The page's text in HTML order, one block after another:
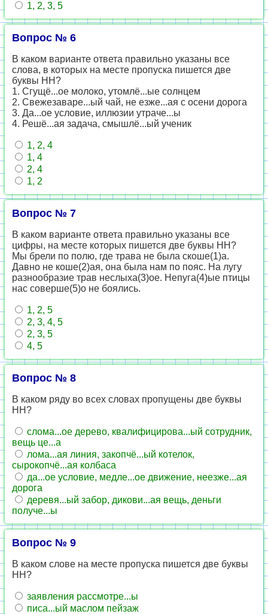
1, 2, 3, 5
Вопрос № 6
В каком варианте ответа правильно указаны все
слова, в которых на месте пропуска пишется две
буквы НН?
1. Сгущё...ое молоко, утомлё...ые солнцем
2. Свежезаваре...ый чай, не езже...ая с осени дорога
3. Да...ое условие, иллюзии утраче...ы
4. Решё...ая задача, смышлё...ый ученик
1, 2, 4
1, 4
2, 4
1, 2
Вопрос № 7
В каком варианте ответа правильно указаны все
цифры, на месте которых пишется две буквы НН?
Мы брели по полю, где трава не была скоше(1)а.
Давно не коше(2)ая, она была нам по пояс. На лугу
разнообразие трав неслыха(3)ое. Непуга(4)ые птицы
нас соверше(5)о не боялись.
1, 2, 5
2, 3, 4, 5
2, 3, 5
4, 5
Вопрос № 8
В каком ряду во всех словах пропущены две буквы
НН?
слома...ое дерево, квалифицирова...ый сотрудник,
вещь це...а
лома...ая линия, закопчё...ый котелок,
сырокопчё...ая колбаса
да...ое условие, медле...ое движение, неезже...ая
дорога
деревя...ый забор, дикови...ая вещь, деньги
получе...ы
Вопрос № 9
В каком слове на месте пропуска пишется две буквы
НН?
заявления рассмотре...ы
писа...ый маслом пейзаж